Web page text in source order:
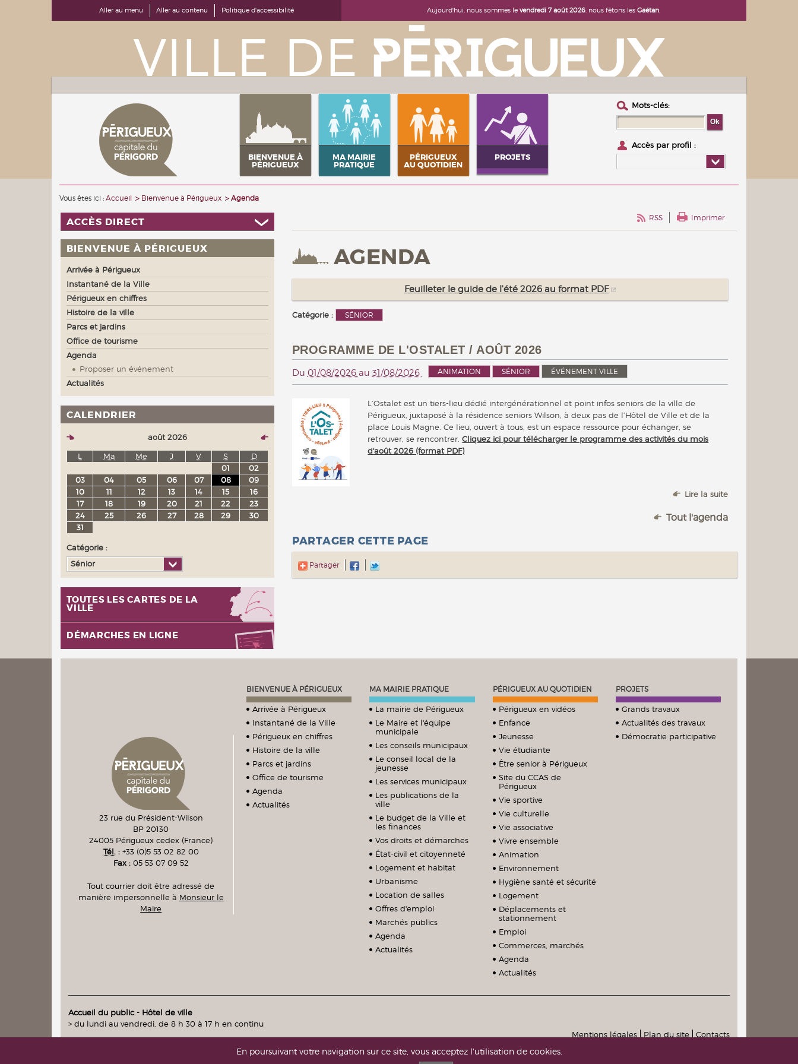
Aller au menu Aller au contenu Politique d'accessibilité Aujourd'hui, nous sommes levendredi 7 août 2026 , nous fêtons lesGaétan
BIENVENUE À
PÉRIGUEUX
MA MAIRIE
PRATIQUE
PÉRIGUEUX
AU QUOTIDIEN
PROJETS
Mots-clés :
Accès par profil :
Vous êtes ici : Accueil Bienvenue à Périgueux Agenda
RSS Imprimer
AGENDA
Feuilleter le guide de l'été 2026 au format PDF
Catégorie : SÉNIOR
PROGRAMME DE L'OSTALET / AOÛT 2026
Du 01/08/2026 au 31/08/2026 ANIMATION SÉNIOR ÉVÉNEMENT VILLE
L’Ostalet est un tiers-lieu dédié intergénérationnel et point infos seniors de la ville de
Périgueux, juxtaposé à la résidence seniors Wilson, à deux pas de l’Hôtel de Ville et de la
place Louis Magne. Ce lieu, ouvert à tous, est un espace ressource pour échanger, se
retrouver, se rencontrer.Cliquez ici pour télécharger le programme des activités du mois
d'août 2026 (format PDF)
Lire la suite
Tout l'agenda
PARTAGER CETTE PAGE
Partager
ACCÈS DIRECT
BIENVENUE À PÉRIGUEUX
Arrivée à Périgueux
Instantané de la Ville
Périgueux en chiffres
Histoire de la ville
Parcs et jardins
Office de tourisme
Agenda
Proposer un événement
Actualités
CALENDRIER
août 2026
L
Ma Me J V S
D
01
02
03
04 05 06 07 08
09
10
11 12 13 14 15
16
17
18 19 20 21 22
23
24
25 26 27 28 29
30
31
Catégorie :
Sénior
TOUTES LES CARTES DE LA
VILLE
DÉMARCHES EN LIGNE
23 rue du Président-Wilson
BP 20130
24005 Périgueux cedex (France)
Tél.: +33 (0)5 53 02 82 00
Fax : 05 53 07 09 52
Tout courrier doit être adressé de
manière impersonnelle à Monsieur le
Maire
BIENVENUE À PÉRIGUEUX
Arrivée à Périgueux
Instantané de la Ville
Périgueux en chiffres
Histoire de la ville
Parcs et jardins
Office de tourisme
Agenda
Actualités
MA MAIRIE PRATIQUE
La mairie de Périgueux
Le Maire et l'équipe
municipale
Les conseils municipaux
Le conseil local de la
jeunesse
Les services municipaux
Les publications de la
ville
Le budget de la Ville et
les finances
Vos droits et démarches
État-civil et citoyenneté
Logement et habitat
Urbanisme
Location de salles
Offres d'emploi
Marchés publics
Agenda
Actualités
PÉRIGUEUX AU QUOTIDIEN
Périgueux en vidéos
Enfance
Jeunesse
Vie étudiante
Être senior à Périgueux
Site du CCAS de
Périgueux
Vie sportive
Vie culturelle
Vie associative
Vivre ensemble
Animation
Environnement
Hygiène santé et sécurité
Logement
Déplacements et
stationnement
Emploi
Commerces, marchés
Agenda
Actualités
PROJETS
Grands travaux
Actualités des travaux
Démocratie participative
Accueil du public - Hôtel de ville
> du lundi au vendredi, de 8 h 30 à 17 h en continu
Mentions légales Plan du site
Contacts
En poursuivant votre navigation sur ce site, vous acceptez l'utilisation de cookies.